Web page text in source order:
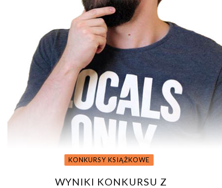
KONKURSY KSIĄŻKOWE
WYNIKI KONKURSU Z